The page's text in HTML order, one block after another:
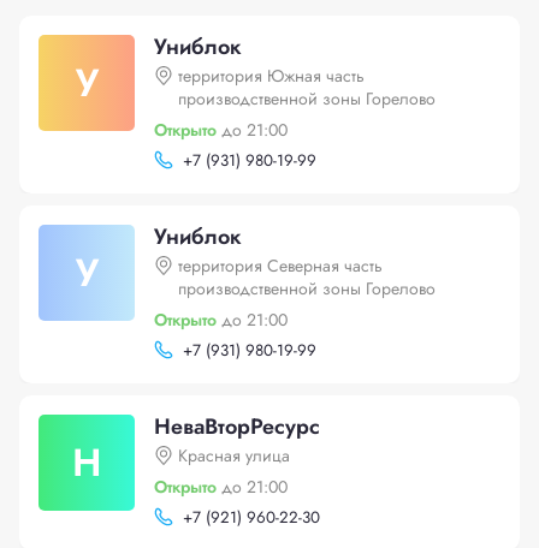
У
Униблок
территория Южная часть
производственной зоны Горелово
Открыто до 21:00
+7 (931) 980-19-99
У
Униблок
территория Северная часть
производственной зоны Горелово
Открыто до 21:00
+7 (931) 980-19-99
Н
НеваВторРесурс
Красная улица
Открыто до 21:00
+7 (921) 960-22-30